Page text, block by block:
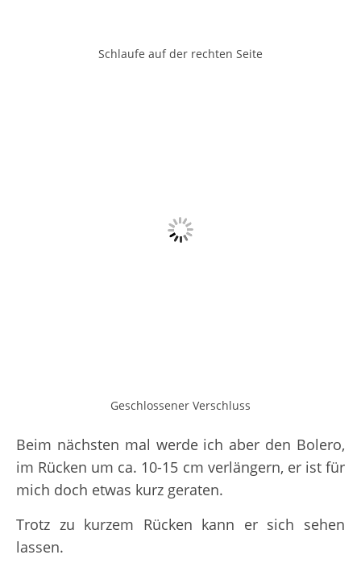
Schlaufe auf der rechten Seite
Geschlossener Verschluss
Beim nächsten mal werde ich aber den Bolero,
im Rücken um ca. 10-15 cm verlängern, er ist für
mich doch etwas kurz geraten.
Trotz zu kurzem Rücken kann er sich sehen
lassen.